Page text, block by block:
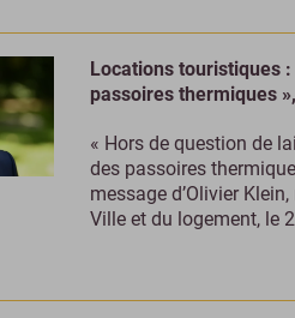
Locations touristiques
passoires thermiques
« Hors de question de
des passoires
message d’Olivier
Ville et du logement, le